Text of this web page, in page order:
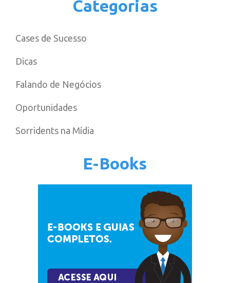
Categorias
Cases de Sucesso
Dicas
Falando de Negócios
Oportunidades
Sorridents na Mídia
E-Books